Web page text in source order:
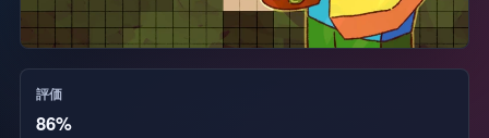
評価
86%